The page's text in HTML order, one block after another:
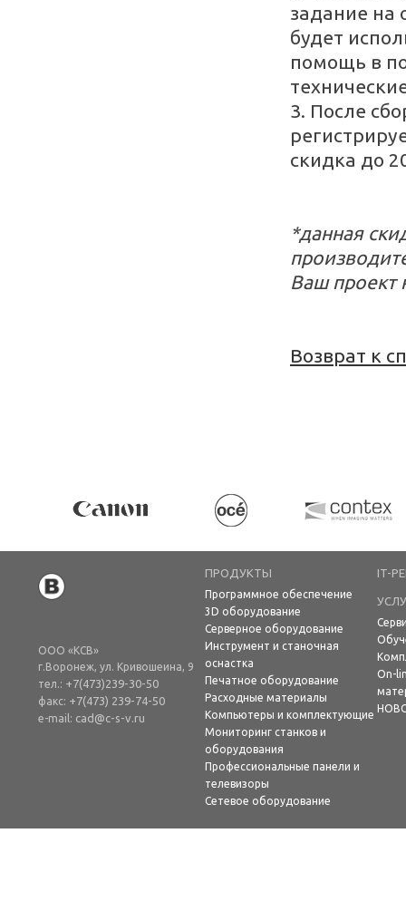
задание на
будет
помощь в
3. После
скидка до
*данная
Ваш проект
Возврат к
ООО «КСВ»
г.Воронеж, ул. Кривошеина, 9
тел.: +7(473)239-30-50
факс: +7(473) 239-74-50
e-mail: cad@c-s-v.ru
ПРОДУКТЫ
Программное обеспечение
3D оборудование
Серверное оборудование
Инструмент и станочная
оснастка
Печатное оборудование
Расходные материалы
Компьютеры и комплектующие
Мониторинг станков и
оборудования
Профессиональные панели и
телевизоры
Сетевое оборудование
IT-
On-